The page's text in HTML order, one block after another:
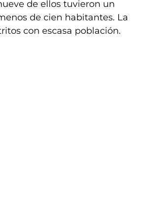
de ellos tuvieron un
de cien habitantes. La
con escasa población.